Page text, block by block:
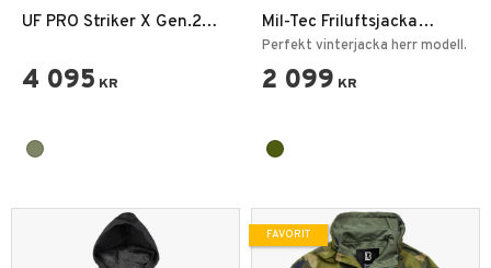
UF PRO Striker X Gen.2
4 095 KR
Mil-Tec Friluftsjacka
Vattentät Fleece Foder
Perfekt vinterjacka herr modell.
2 099 KR
FAVORIT